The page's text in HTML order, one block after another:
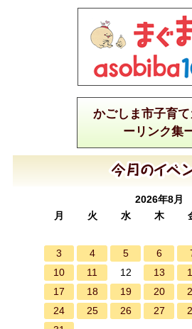
かごしま市子育
ーリンク集
2026年8月
月
火 水 木
3
4 5 6
10
11 12 13
17
18 19 20
24
25 26 27